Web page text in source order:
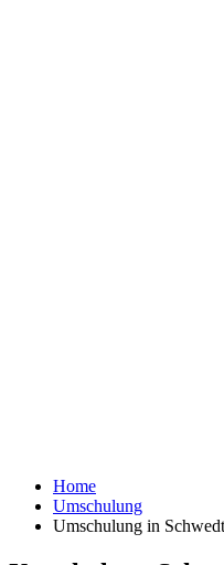
Home
Umschulung
Umschulung in